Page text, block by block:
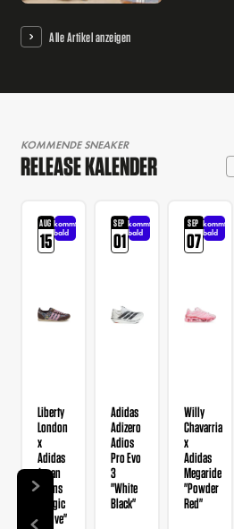
Alle Artikel anzeigen
KOMMENDE SNEAKER
RELEASE KALENDER
AUG
15
kommt
bald
Liberty
London
x
Adidas
Japan
Wmns
"Magic
Mauve"
SEP
01
kommt
bald
Adidas
Adizero
Adios
Pro Evo
3
"White
Black"
SEP
07
kommt
bald
Willy
Chavarria
x
Adidas
Megaride
"Powder
Red"